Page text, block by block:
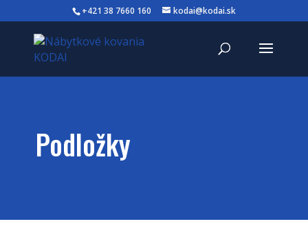
+421 38 7660 160 kodai@kodai.sk
Podložky